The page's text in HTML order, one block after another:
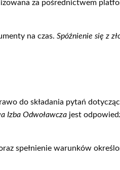
za pośrednictwem
na czas. Spóźnienie się z
do składania pytań
Izba Odwoławcza jest
spełnienie warunków